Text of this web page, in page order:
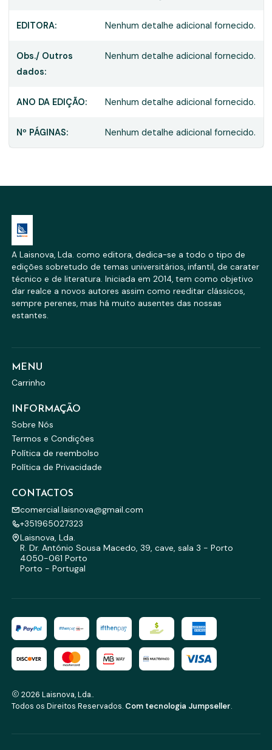
EDITORA: Nenhum detalhe adicional fornecido.
Obs./ Outros
dados:
Nenhum detalhe adicional fornecido.
ANO DA EDIÇÃO: Nenhum detalhe adicional fornecido.
Nº PÁGINAS: Nenhum detalhe adicional fornecido.
A Laisnova, Lda. como editora, dedica-se a todo o tipo de
edições sobretudo de temas universitários, infantil, de carater
técnico e de literatura. Iniciada em 2014, tem como objetivo
dar realce a novos autores assim como reeditar clássicos,
sempre perenes, mas há muito ausentes das nossas
estantes.
MENU
Carrinho
INFORMAÇÃO
Sobre Nós
Termos e Condições
Política de reembolso
Política de Privacidade
CONTACTOS
comercial.laisnova@gmail.com
+351965027323
Laisnova, Lda.
R. Dr. António Sousa Macedo, 39, cave, sala 3 - Porto
4050-061 Porto
Porto - Portugal
2026 Laisnova, Lda..
Todos os Direitos Reservados. Com tecnologia Jumpseller.